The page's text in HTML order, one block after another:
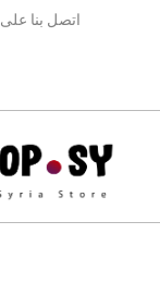
اتصل بنا على الرقم